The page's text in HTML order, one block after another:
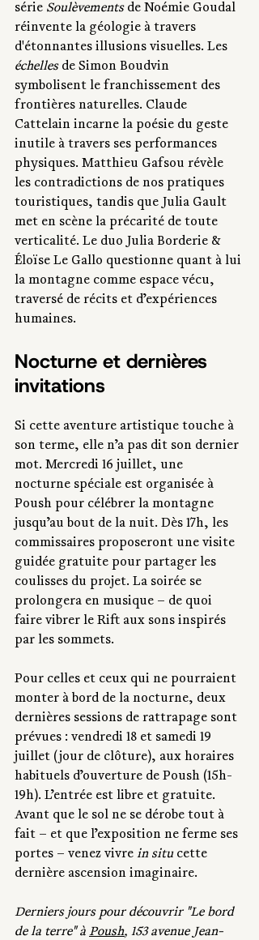
série Soulèvements de Noémie Goudal
réinvente la géologie à travers
d'étonnantes illusions visuelles. Les
échelles de Simon Boudvin
symbolisent le franchissement des
frontières naturelles. Claude
Cattelain incarne la poésie du geste
inutile à travers ses performances
physiques. Matthieu Gafsou révèle
les contradictions de nos pratiques
touristiques, tandis que Julia Gault
met en scène la précarité de toute
verticalité. Le duo Julia Borderie &
Éloïse Le Gallo questionne quant à lui
la montagne comme espace vécu,
traversé de récits et d’expériences
humaines.
Nocturne et dernières
invitations
Si cette aventure artistique touche à
son terme, elle n’a pas dit son dernier
mot. Mercredi 16 juillet, une
nocturne spéciale est organisée à
Poush pour célébrer la montagne
jusqu’au bout de la nuit. Dès 17h, les
commissaires proposeront une visite
guidée gratuite pour partager les
coulisses du projet. La soirée se
prolongera en musique – de quoi
faire vibrer le Rift aux sons inspirés
par les sommets.
Pour celles et ceux qui ne pourraient
monter à bord de la nocturne, deux
dernières sessions de rattrapage sont
prévues : vendredi 18 et samedi 19
juillet (jour de clôture), aux horaires
habituels d’ouverture de Poush (15h-
19h). L’entrée est libre et gratuite.
Avant que le sol ne se dérobe tout à
fait – et que l’exposition ne ferme ses
portes – venez vivre in situ cette
dernière ascension imaginaire.
Derniers jours pour découvrir "Le bord
de la terre" à Poush, 153 avenue Jean-